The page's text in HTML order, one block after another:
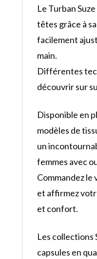
Le Turban
têtes grâce à
facilement
main.
Différentes
découvrir sur
Disponible en
modèles de
un
femmes avec
Commandez
et affirmez
et confort.
Les collections
capsules en